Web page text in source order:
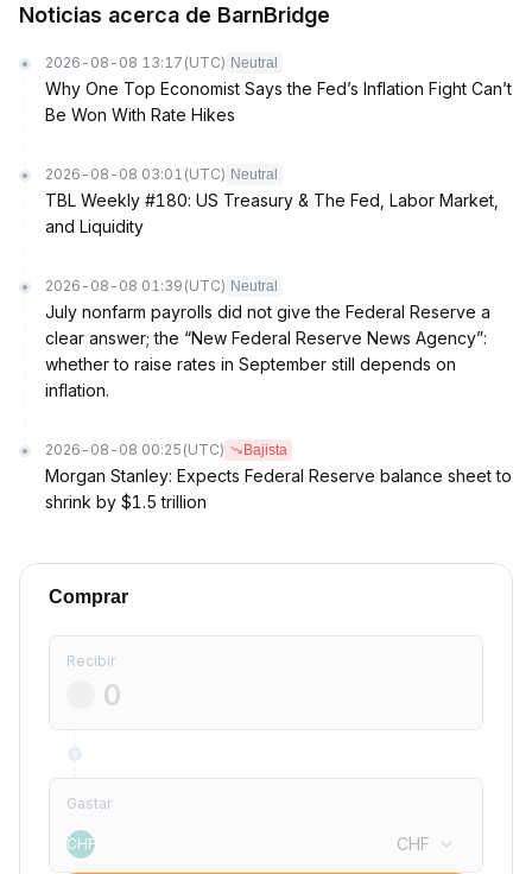
Noticias acerca de BarnBridge
2026-08-08 13:17 (UTC) Neutral
Why One Top Economist Says the Fed’s Inflation Fight Can’t
Be Won With Rate Hikes
2026-08-08 03:01 (UTC) Neutral
TBL Weekly #180: US Treasury & The Fed, Labor Market,
and Liquidity
2026-08-08 01:39 (UTC) Neutral
July nonfarm payrolls did not give the Federal Reserve a
clear answer; the “New Federal Reserve News Agency”:
whether to raise rates in September still depends on
inflation.
2026-08-08 00:25 (UTC) Bajista
Morgan Stanley: Expects Federal Reserve balance sheet to
shrink by $1.5 trillion
Comprar
Recibir
Gastar
CHF CHF